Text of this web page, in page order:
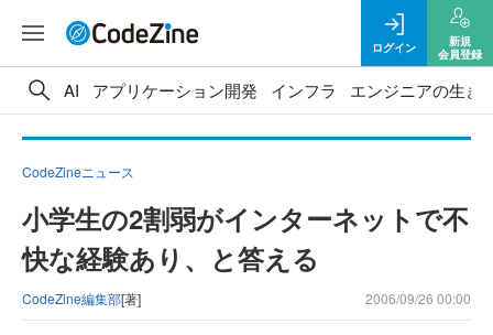
ログイン
新規
会員登録
AI アプリケーション開発 インフラ エンジニアの生き
CodeZineニュース
小学生の2割弱がインターネットで不
快な経験あり、と答える
CodeZine編集部[著] 2006/09/26 00:00